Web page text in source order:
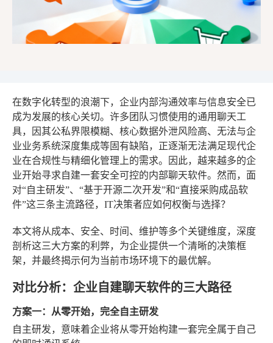
在数字化转型的浪潮下，企业内部沟通效率与信息安全已
成为发展的核心关切。许多团队习惯使用的通用聊天工
具，因其公私界限模糊、核心数据外泄风险高、无法与企
业业务系统深度集成等固有缺陷，正逐渐无法满足现代企
业在合规性与精细化管理上的需求。因此，越来越多的企
业开始寻求自建一套安全可控的内部聊天软件。然而，面
对“自主研发”、“基于开源二次开发”和“直接采购成品软
件”这三条主流路径，IT决策者应如何权衡与选择？
本文将从成本、安全、时间、维护等多个关键维度，深度
剖析这三大方案的利弊，为企业提供一个清晰的决策框
架，并最终揭示何为当前市场环境下的最优解。
对比分析：企业自建聊天软件的三大路径
方案一：从零开始，完全自主研发
自主研发，意味着企业将从零开始构建一套完全属于自己